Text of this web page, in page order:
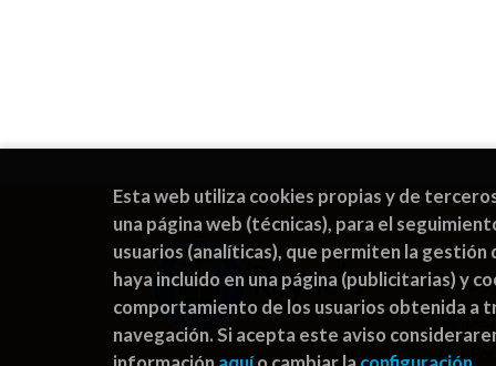
Esta web utiliza cookies propias y de
una página web (técnicas), para el
usuarios (analíticas), que permiten la
haya incluido en una página (publicitarias) y
comportamiento de los usuarios obtenida a
navegación. Si acepta este aviso